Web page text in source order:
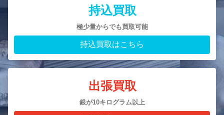
持込買取
極少量からでも買取可能
持込買取はこちら
出張買取
銀が10キログラム以上